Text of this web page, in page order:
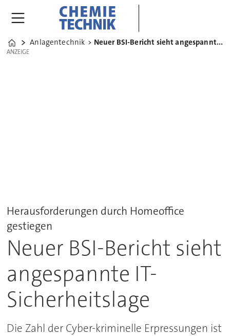
Home
Anlagentechnik Neuer BSI-Bericht sieht angespannte IT-Sicherheitslage
ANZEIGE
ANZEIGE
Herausforderungen durch Homeoffice
gestiegen
Neuer BSI-Bericht sieht
angespannte IT-
Sicherheitslage
Die Zahl der Cyber-kriminelle Erpressungen ist